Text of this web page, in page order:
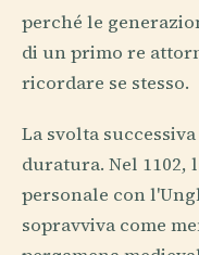
perché le
di un primo re
ricordare se stesso.
La svolta
duratura. Nel 1102,
personale con
sopravviva come